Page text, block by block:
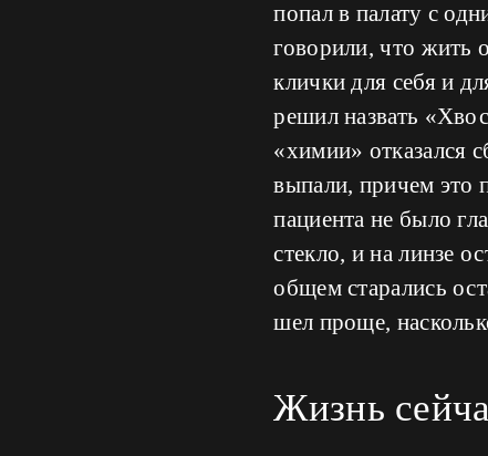
попал в палату с
говорили, что жить
клички для себя и
решил назвать
«химии» отказался
выпали, причем это
пациента не было
стекло, и на линзе
общем старались
шел проще,
Жизнь